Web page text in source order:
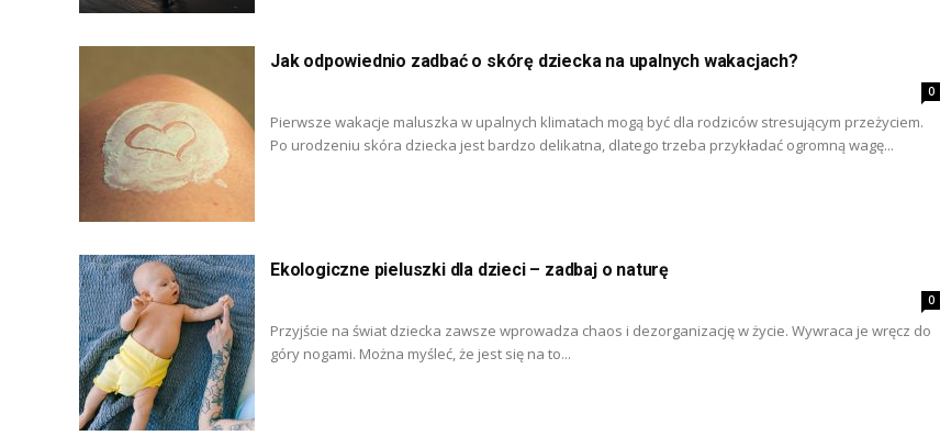
Jak odpowiednio zadbać o skórę dziecka na upalnych wakacjach?
0
Pierwsze wakacje maluszka w upalnych klimatach mogą być dla rodziców stresującym przeżyciem.
Po urodzeniu skóra dziecka jest bardzo delikatna, dlatego trzeba przykładać ogromną wagę...
Ekologiczne pieluszki dla dzieci – zadbaj o naturę
0
Przyjście na świat dziecka zawsze wprowadza chaos i dezorganizację w życie. Wywraca je wręcz do
góry nogami. Można myśleć, że jest się na to...